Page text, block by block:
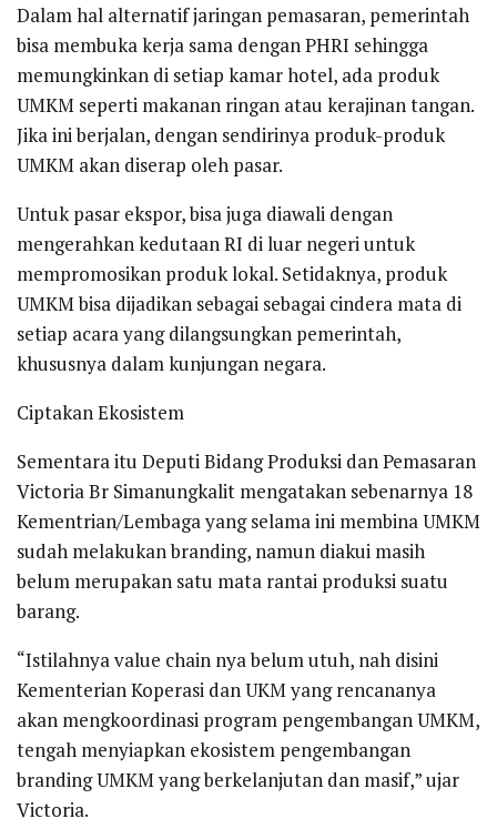
Dalam hal alternatif jaringan pemasaran, pemerintah
bisa membuka kerja sama dengan PHRI sehingga
memungkinkan di setiap kamar hotel, ada produk
UMKM seperti makanan ringan atau kerajinan tangan.
Jika ini berjalan, dengan sendirinya produk-produk
UMKM akan diserap oleh pasar.
Untuk pasar ekspor, bisa juga diawali dengan
mengerahkan kedutaan RI di luar negeri untuk
mempromosikan produk lokal. Setidaknya, produk
UMKM bisa dijadikan sebagai sebagai cindera mata di
setiap acara yang dilangsungkan pemerintah,
khususnya dalam kunjungan negara.
Ciptakan Ekosistem
Sementara itu Deputi Bidang Produksi dan Pemasaran
Victoria Br Simanungkalit mengatakan sebenarnya 18
Kementrian/Lembaga yang selama ini membina UMKM
sudah melakukan branding, namun diakui masih
belum merupakan satu mata rantai produksi suatu
barang.
“Istilahnya value chain nya belum utuh, nah disini
Kementerian Koperasi dan UKM yang rencananya
akan mengkoordinasi program pengembangan UMKM,
tengah menyiapkan ekosistem pengembangan
branding UMKM yang berkelanjutan dan masif,” ujar
Victoria.